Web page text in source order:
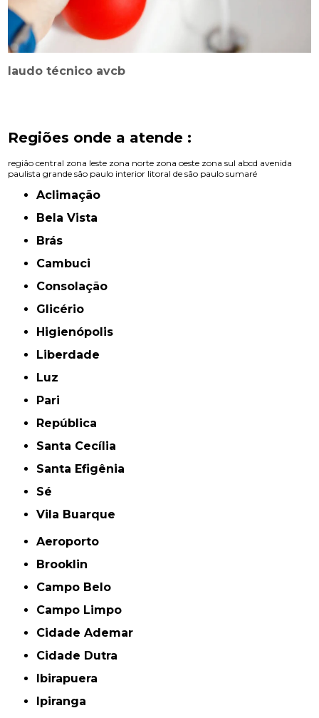
laudo técnico avcb
Regiões onde a atende :
região central zona leste zona norte zona oeste zona sul abcd avenida
paulista grande são paulo interior litoral de são paulo sumaré
Aclimação
Bela Vista
Brás
Cambuci
Consolação
Glicério
Higienópolis
Liberdade
Luz
Pari
República
Santa Cecília
Santa Efigênia
Sé
Vila Buarque
Aeroporto
Brooklin
Campo Belo
Campo Limpo
Cidade Ademar
Cidade Dutra
Ibirapuera
Ipiranga